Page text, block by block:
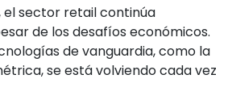
el sector retail continúa
de los desafíos económicos.
de vanguardia, como la
se está volviendo cada vez